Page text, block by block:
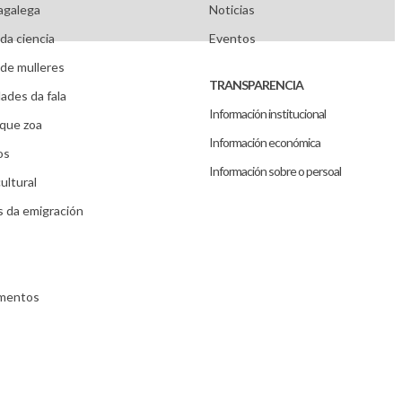
ciencia
mulleres
da fala
zoa
da emigración
Noticias
Eventos
TRANSPARENCIA
Información institucional
Información económica
Información sobre o persoal